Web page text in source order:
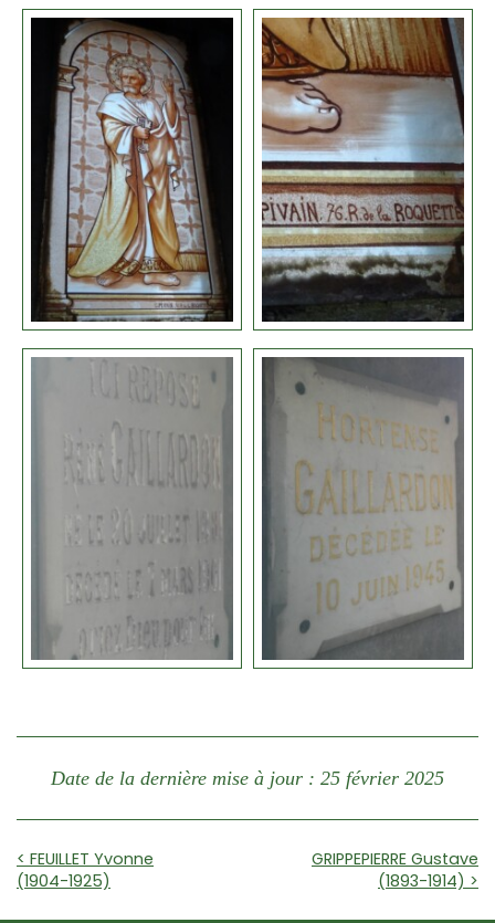
Date de la dernière mise à jour : 25 février 2025
< FEUILLET Yvonne
(1904-1925)
GRIPPEPIERRE Gustave
(1893-1914) >